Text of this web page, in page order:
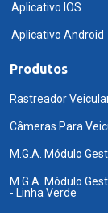
Aplicativo IOS
Aplicativo Android
Produtos
Rastreador
Câmeras Para
M.G.A. Módulo
M.G.A. Módulo
- Linha Verde